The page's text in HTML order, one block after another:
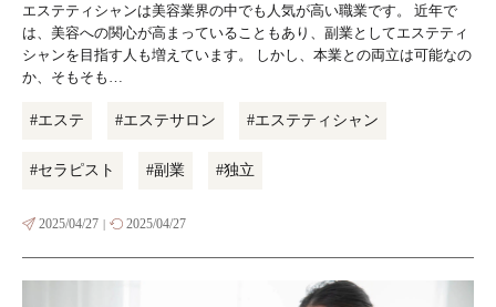
エステティシャンは美容業界の中でも人気が高い職業です。 近年で
は、美容への関心が高まっていることもあり、副業としてエステティ
シャンを目指す人も増えています。 しかし、本業との両立は可能なの
か、そもそも…
#エステ #エステサロン #エステティシャン
#セラピスト #副業 #独立
2025/04/27 | 2025/04/27